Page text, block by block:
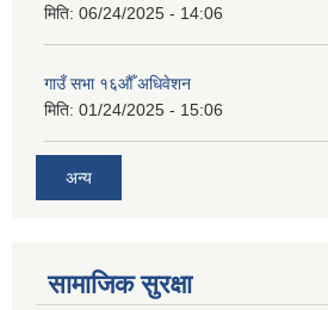
मिति: 06/24/2025 - 14:06
गाउँ सभा १६औँ अधिवेशन
मिति: 01/24/2025 - 15:06
अन्य
सामाजिक सुरक्षा